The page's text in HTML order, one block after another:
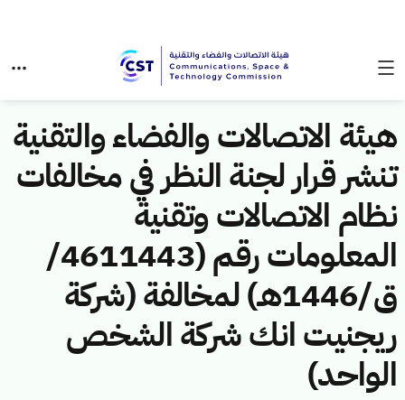
هيئة الاتصالات والفضاء والتقنية
تنشر قرار لجنة النظر في مخالفات
نظام الاتصالات وتقنية
المعلومات رقم (4611443/
ق/1446هـ) لمخالفة (شركة
ريجنيت انك شركة الشخص
الواحد)